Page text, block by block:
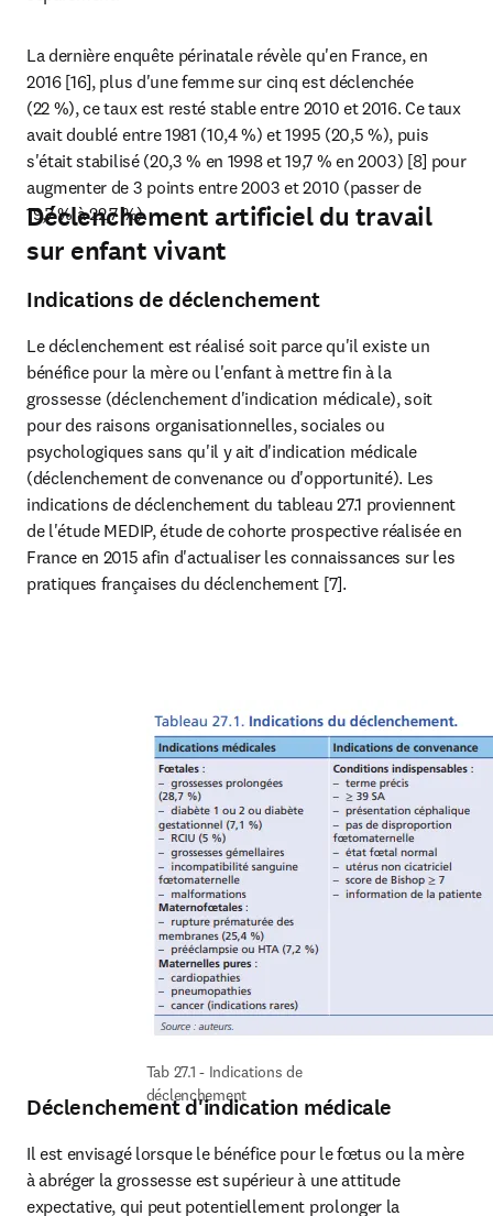
La dernière enquête périnatale révèle qu'en France, en
2016 [16], plus d'une femme sur cinq est déclenchée
(22 %), ce taux est resté stable entre 2010 et 2016. Ce taux
avait doublé entre 1981 (10,4 %) et 1995 (20,5 %), puis
s'était stabilisé (20,3 % en 1998 et 19,7 % en 2003) [8] pour
augmenter de 3 points entre 2003 et 2010 (passer de
19,7 % à 22,7 %).
Déclenchement artificiel du travail
sur enfant vivant
Indications de déclenchement
Le déclenchement est réalisé soit parce qu'il existe un
bénéfice pour la mère ou l'enfant à mettre fin à la
grossesse (déclenchement d'indication médicale), soit
pour des raisons organisationnelles, sociales ou
psychologiques sans qu'il y ait d'indication médicale
(déclenchement de convenance ou d'opportunité). Les
indications de déclenchement du tableau 27.1 proviennent
de l'étude MEDIP, étude de cohorte prospective réalisée en
France en 2015 afin d'actualiser les connaissances sur les
pratiques françaises du déclenchement [7].
Tab 27.1 - Indications de
déclenchement
Déclenchement d'indication médicale
Il est envisagé lorsque le bénéfice pour le fœtus ou la mère
à abréger la grossesse est supérieur à une attitude
expectative, qui peut potentiellement prolonger la